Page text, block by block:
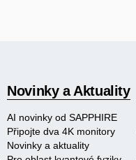
Novinky a Aktuality
AI novinky od SAPPHIRE
Připojte dva 4K monitory
Novinky a aktuality